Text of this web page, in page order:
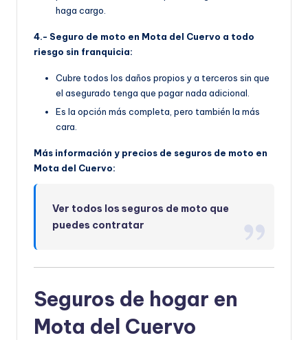
haga cargo.
4.- Seguro de moto en Mota del Cuervo a todo
riesgo sin franquicia:
Cubre todos los daños propios y a terceros sin que
el asegurado tenga que pagar nada adicional.
Es la opción más completa, pero también la más
cara.
Más información y precios de seguros de moto en
Mota del Cuervo:
Ver todos los seguros de moto que
puedes contratar
Seguros de hogar en
Mota del Cuervo